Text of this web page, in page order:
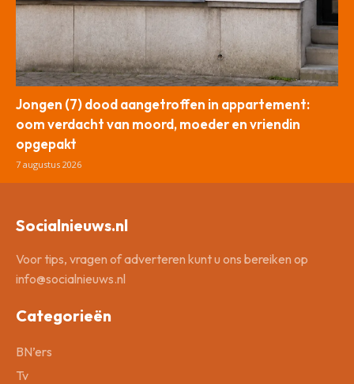
Jongen (7) dood aangetroffen in appartement:
oom verdacht van moord, moeder en vriendin
opgepakt
7 augustus 2026
Socialnieuws.nl
Voor tips, vragen of adverteren kunt u ons bereiken op
info@socialnieuws.nl
Categorieën
BN’ers
Tv